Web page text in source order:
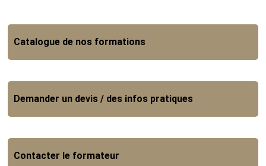
Catalogue de nos formations
Demander un devis / des infos pratiques
Contacter le formateur